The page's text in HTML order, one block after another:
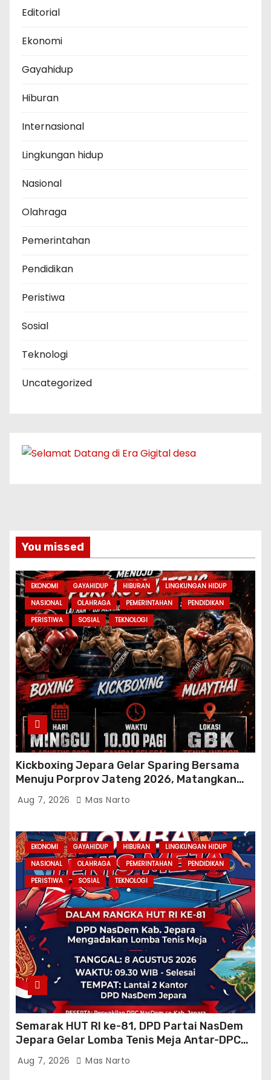
Editorial
Ekonomi
Gayahidup
Hiburan
Internasional
Lingkungan hidup
Nasional
Olahraga
Pemerintahan
Pendidikan
Peristiwa
Sosial
Teknologi
Uncategorized
You missed
EKONOMI GAYAHIDUP HIBURAN
LINGKUNGAN HIDUP
NASIONAL
OLAHRAGA PEMERINTAHAN
PENDIDIKAN
PERISTIWA
SOSIAL TEKNOLOGI
Kickboxing Jepara Gelar Sparing Bersama
Menuju Porprov Jateng 2026, Matangkan
Fisik dan Teknik Atlet
Aug 7, 2026 Mas Narto
EKONOMI GAYAHIDUP HIBURAN
LINGKUNGAN HIDUP
NASIONAL
OLAHRAGA PEMERINTAHAN
PENDIDIKAN
PERISTIWA
SOSIAL TEKNOLOGI
Semarak HUT RI ke-81, DPD Partai NasDem
Jepara Gelar Lomba Tenis Meja Antar-DPC
Se-Kabupaten
Aug 7, 2026 Mas Narto